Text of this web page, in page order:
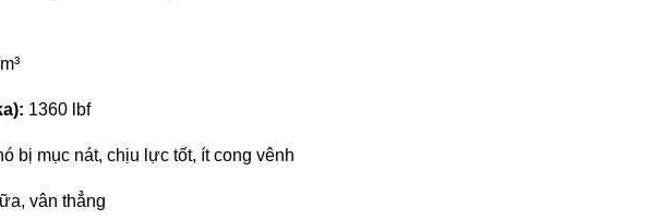
1360 lbf
bị mục nát, chịu lực tốt, ít cong vênh
vân thẳng